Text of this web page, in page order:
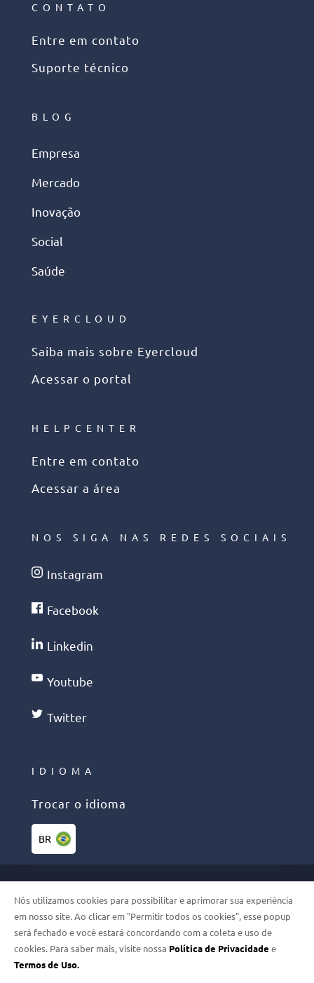
CONTATO
Entre em contato
Suporte técnico
BLOG
Empresa
Mercado
Inovação
Social
Saúde
EYERCLOUD
Saiba mais sobre Eyercloud
Acessar o portal
HELPCENTER
Entre em contato
Acessar a área
NOS SIGA NAS REDES SOCIAIS
Instagram
Facebook
Linkedin
Youtube
Twitter
IDIOMA
Trocar o idioma
BR
DIREITOS RESERVADOS
LGPD
Nós utilizamos cookies para possibilitar e aprimorar sua experiência
em nosso site. Ao clicar em "Permitir todos os cookies", esse popup
será fechado e você estará concordando com a coleta e uso de
cookies. Para saber mais, visite nossa Política de Privacidade e
Termos de Uso.